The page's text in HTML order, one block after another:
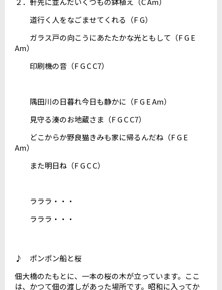
道行く人をなごませてくれる（F G）
ガラス戸の向こうにあたたかな光ともして（F G E
Am）
印刷機の音（F G C C7）
隅田川の日暮れ今日も静かに（F G E Am）
見守る湊のお地蔵さま（F G C C7）
どこからか野良猫きみも家に帰るんだね（F G E
Am）
また明日ね（F G C C）
ラララ・・・
ラララ・・・
♪ ポンポン船と桜
佃大橋のたもとに、一本の桜の木が立っています。ここ
は、かつて佃の渡しがあった場所です。昭和に入ってか